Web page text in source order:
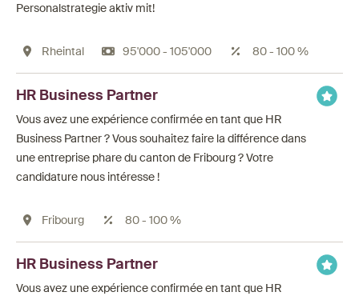
Personalstrategie aktiv mit!
Rheintal 95'000 - 105'000 80 - 100 %
HR Business Partner
Vous avez une expérience confirmée en tant que HR
Business Partner ? Vous souhaitez faire la différence dans
une entreprise phare du canton de Fribourg ? Votre
candidature nous intéresse !
Fribourg 80 - 100 %
HR Business Partner
Vous avez une expérience confirmée en tant que HR